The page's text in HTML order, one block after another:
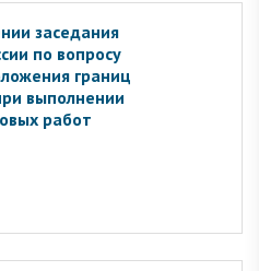
заседания
по вопросу
границ
выполнении
работ